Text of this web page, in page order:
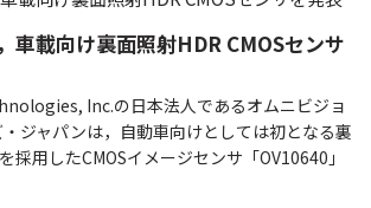
車載向け裏面照射HDR CMOSセンサ
Inc.の日本法人であるオムニビジョ
ジャパンは，自動車向けとしては初となる裏
採用したCMOSイメージセンサ「OV10640」